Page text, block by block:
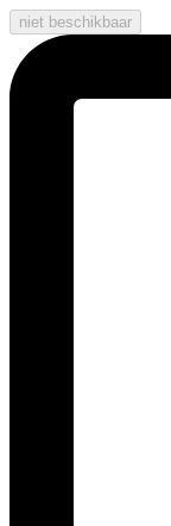
niet beschikbaar